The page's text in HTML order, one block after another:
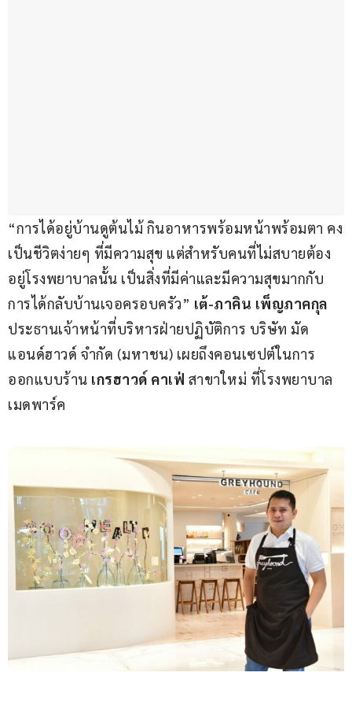
“การได้อยู่บ้านดูต้นไม้ กินอาหารพร้อมหน้าพร้อมตา คง
เป็นชีวิตง่ายๆ ที่มีความสุข แต่สำหรับคนที่ไม่สบายต้อง
อยู่โรงพยาบาลนั้น เป็นสิ่งที่มีค่าและมีความสุขมากกับ
การได้กลับบ้านเจอครอบครัว” เต้-ภาคิน เพ็ญภาคกุล
ประธานเจ้าหน้าที่บริหารฝ่ายปฏิบัติการ บริษัท มัด
แอนด์ฮาวด์ จำกัด (มหาชน) เผยถึงคอนเซปต์ในการ
ออกแบบร้าน เกรฮาวด์ คาเฟ่ สาขาใหม่ ที่โรงพยาบาล
เมดพาร์ค